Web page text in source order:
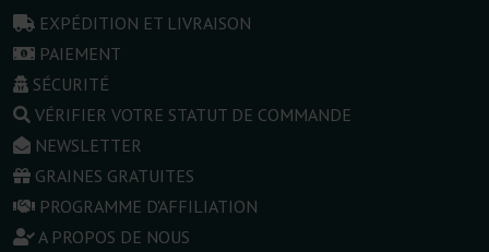
EXPÉDITION ET LIVRAISON
PAIEMENT
SÉCURITÉ
VÉRIFIER VOTRE STATUT DE COMMANDE
NEWSLETTER
GRAINES GRATUITES
PROGRAMME D'AFFILIATION
A PROPOS DE NOUS